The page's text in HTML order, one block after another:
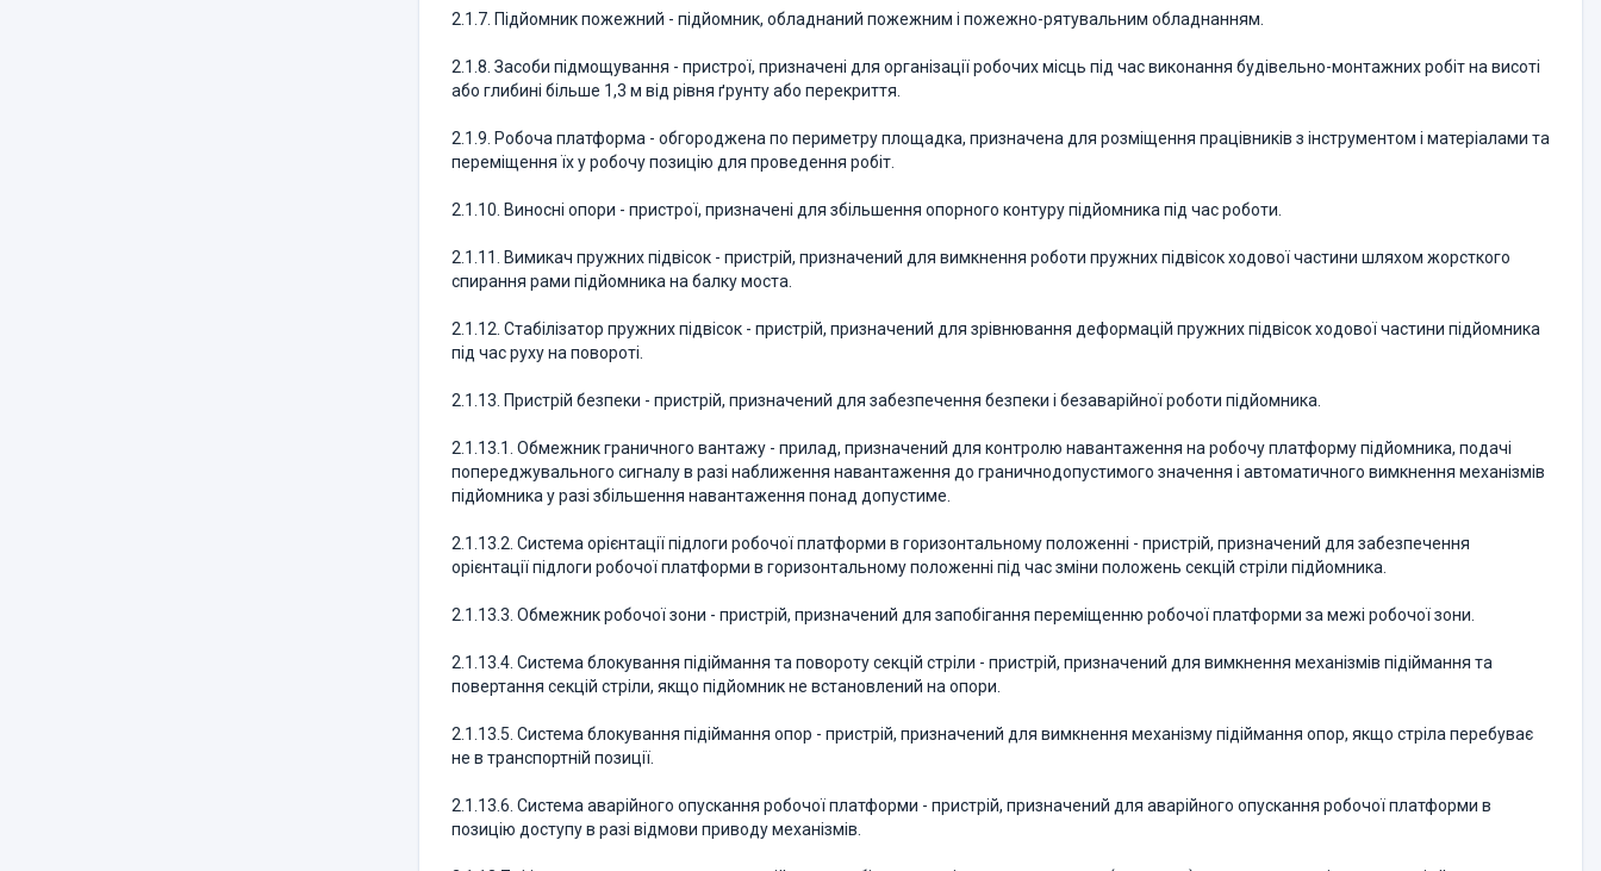
2.1.7. Підйомник пожежний - підйомник, обладнаний пожежним і пожежно-рятувальним обладнанням.
2.1.8. Засоби підмощування - пристрої, призначені для організації робочих місць під час виконання будівельно-монтажних робіт на висоті
або глибині більше 1,3 м від рівня ґрунту або перекриття.
2.1.9. Робоча платформа - обгороджена по периметру площадка, призначена для розміщення працівників з інструментом і матеріалами та
переміщення їх у робочу позицію для проведення робіт.
2.1.10. Виносні опори - пристрої, призначені для збільшення опорного контуру підйомника під час роботи.
2.1.11. Вимикач пружних підвісок - пристрій, призначений для вимкнення роботи пружних підвісок ходової частини шляхом жорсткого
спирання рами підйомника на балку моста.
2.1.12. Стабілізатор пружних підвісок - пристрій, призначений для зрівнювання деформацій пружних підвісок ходової частини підйомника
під час руху на повороті.
2.1.13. Пристрій безпеки - пристрій, призначений для забезпечення безпеки і безаварійної роботи підйомника.
2.1.13.1. Обмежник граничного вантажу - прилад, призначений для контролю навантаження на робочу платформу підйомника, подачі
попереджувального сигналу в разі наближення навантаження до граничнодопустимого значення і автоматичного вимкнення механізмів
підйомника у разі збільшення навантаження понад допустиме.
2.1.13.2. Система орієнтації підлоги робочої платформи в горизонтальному положенні - пристрій, призначений для забезпечення
орієнтації підлоги робочої платформи в горизонтальному положенні під час зміни положень секцій стріли підйомника.
2.1.13.3. Обмежник робочої зони - пристрій, призначений для запобігання переміщенню робочої платформи за межі робочої зони.
2.1.13.4. Система блокування підіймання та повороту секцій стріли - пристрій, призначений для вимкнення механізмів підіймання та
повертання секцій стріли, якщо підйомник не встановлений на опори.
2.1.13.5. Система блокування підіймання опор - пристрій, призначений для вимкнення механізму підіймання опор, якщо стріла перебуває
не в транспортній позиції.
2.1.13.6. Система аварійного опускання робочої платформи - пристрій, призначений для аварійного опускання робочої платформи в
позицію доступу в разі відмови приводу механізмів.